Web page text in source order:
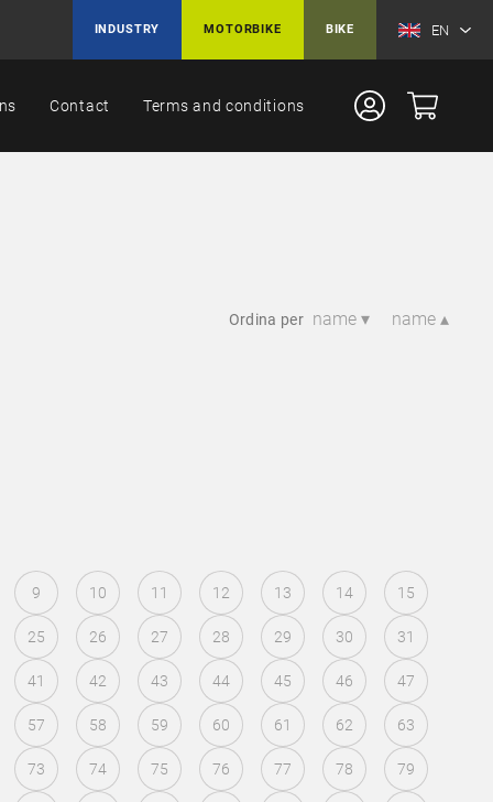
INDUSTRY MOTORBIKE BIKE EN
Contact Terms and conditions
Ordina per name ▾ name ▴
9 10 11 12 13 14 15
25 26 27 28 29 30 31
41 42 43 44 45 46 47
57 58 59 60 61 62 63
73 74 75 76 77 78 79